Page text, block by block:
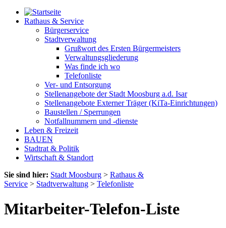
Rathaus & Service
Bürgerservice
Stadtverwaltung
Grußwort des Ersten Bürgermeisters
Verwaltungsgliederung
Was finde ich wo
Telefonliste
Ver- und Entsorgung
Stellenangebote der Stadt Moosburg a.d. Isar
Stellenangebote Externer Träger (KiTa-Einrichtungen)
Baustellen / Sperrungen
Notfallnummern und -dienste
Leben & Freizeit
BAUEN
Stadtrat & Politik
Wirtschaft & Standort
Sie sind hier: Stadt Moosburg > Rathaus &
Service > Stadtverwaltung > Telefonliste
Mitarbeiter-Telefon-Liste